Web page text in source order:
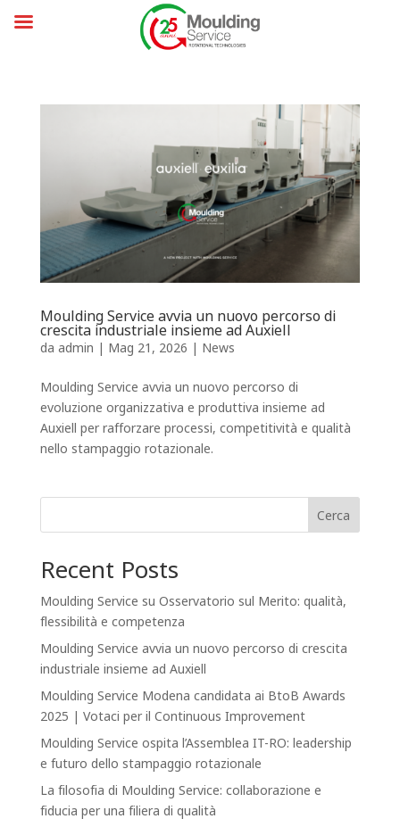
Moulding Service avvia un nuovo percorso di
crescita industriale insieme ad Auxiell
da admin | Mag 21, 2026 | News
Moulding Service avvia un nuovo percorso di
evoluzione organizzativa e produttiva insieme ad
Auxiell per rafforzare processi, competitività e qualità
nello stampaggio rotazionale.
Cerca
Recent Posts
Moulding Service su Osservatorio sul Merito: qualità,
flessibilità e competenza
Moulding Service avvia un nuovo percorso di crescita
industriale insieme ad Auxiell
Moulding Service Modena candidata ai BtoB Awards
2025 | Votaci per il Continuous Improvement
Moulding Service ospita l’Assemblea IT-RO: leadership
e futuro dello stampaggio rotazionale
La filosofia di Moulding Service: collaborazione e
fiducia per una filiera di qualità